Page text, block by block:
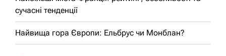
сучасні тенденції
Найвища гора Європи: Ельбрус чи Монблан?